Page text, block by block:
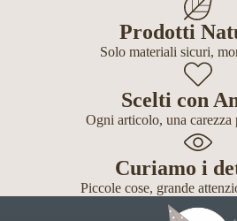
Prodotti
Solo materiali sicuri,
Scelti con
Ogni articolo, una carezza
Curiamo i
Piccole cose, grande